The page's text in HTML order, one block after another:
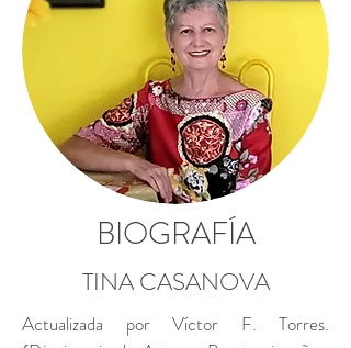
BIOGRAFÍA
TINA CASANOVA
Actualizada por Víctor F. Torres.